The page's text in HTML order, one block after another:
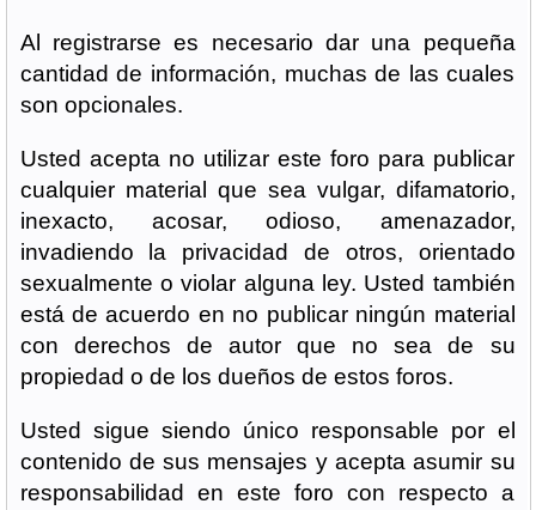
Al registrarse es necesario dar una pequeña
cantidad de información, muchas de las cuales
son opcionales.
Usted acepta no utilizar este foro para publicar
cualquier material que sea vulgar, difamatorio,
inexacto, acosar, odioso, amenazador,
invadiendo la privacidad de otros, orientado
sexualmente o violar alguna ley. Usted también
está de acuerdo en no publicar ningún material
con derechos de autor que no sea de su
propiedad o de los dueños de estos foros.
Usted sigue siendo único responsable por el
contenido de sus mensajes y acepta asumir su
responsabilidad en este foro con respecto a